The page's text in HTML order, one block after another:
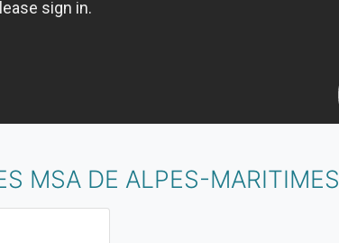
MSA DE ALPES-MARITIMES